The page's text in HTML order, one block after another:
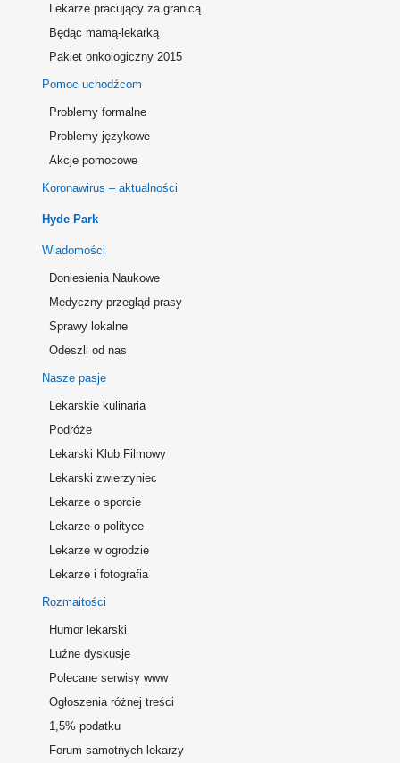
Lekarze pracujący za granicą
Będąc mamą-lekarką
Pakiet onkologiczny 2015
Pomoc uchodźcom
Problemy formalne
Problemy językowe
Akcje pomocowe
Koronawirus – aktualności
Hyde Park
Wiadomości
Doniesienia Naukowe
Medyczny przegląd prasy
Sprawy lokalne
Odeszli od nas
Nasze pasje
Lekarskie kulinaria
Podróże
Lekarski Klub Filmowy
Lekarski zwierzyniec
Lekarze o sporcie
Lekarze o polityce
Lekarze w ogrodzie
Lekarze i fotografia
Rozmaitości
Humor lekarski
Luźne dyskusje
Polecane serwisy www
Ogłoszenia różnej treści
1,5% podatku
Forum samotnych lekarzy